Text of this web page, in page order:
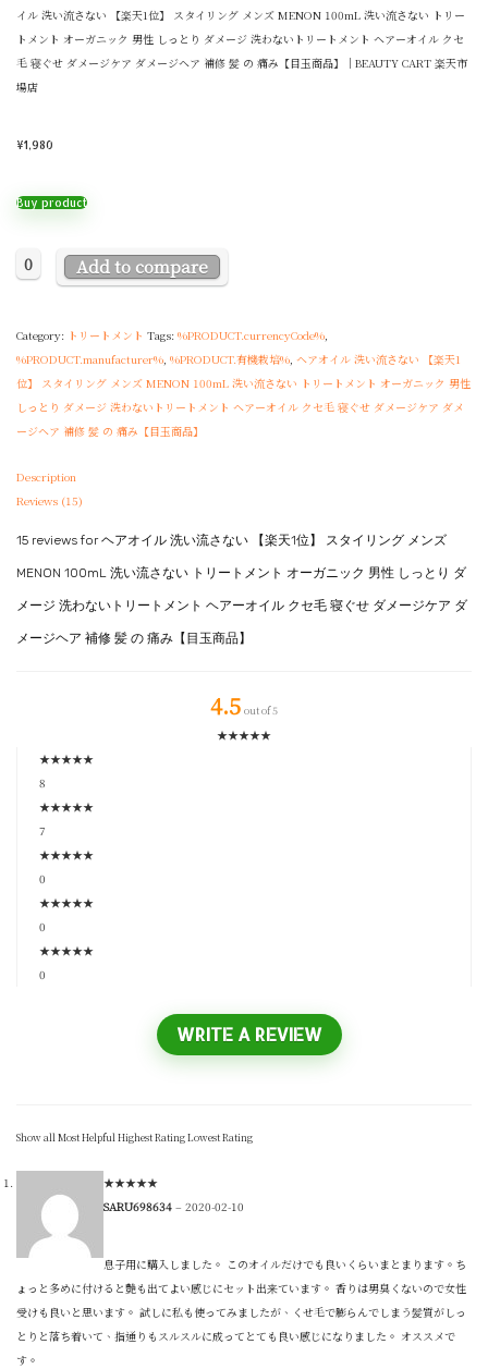
イル 洗い流さない 【楽天1位】 スタイリング メンズ MENON 100mL 洗い流さない トリー
トメント オーガニック 男性 しっとり ダメージ 洗わないトリートメント ヘアーオイル クセ
毛 寝ぐせ ダメージケア ダメージヘア 補修 髪 の 痛み【目玉商品】｜BEAUTY CART 楽天市
場店
¥1,980
Buy product
0 Add to compare
Category: トリートメント Tags: %PRODUCT.currencyCode%,
%PRODUCT.manufacturer%, %PRODUCT.有機栽培%, ヘアオイル 洗い流さない 【楽天1
位】 スタイリング メンズ MENON 100mL 洗い流さない トリートメント オーガニック 男性
しっとり ダメージ 洗わないトリートメント ヘアーオイル クセ毛 寝ぐせ ダメージケア ダメ
ージヘア 補修 髪 の 痛み【目玉商品】
Description
Reviews (15)
15 reviews forヘアオイル 洗い流さない 【楽天1位】 スタイリング メンズ
MENON 100mL 洗い流さない トリートメント オーガニック 男性 しっとり ダ
メージ 洗わないトリートメント ヘアーオイル クセ毛 寝ぐせ ダメージケア ダ
メージヘア 補修 髪 の 痛み【目玉商品】
4.5 out of 5
★★★★★
★★★★★
8
★★★★★
7
★★★★★
0
★★★★★
0
★★★★★
0
WRITE A REVIEW
Show allMost HelpfulHighest RatingLowest Rating
★★★★★
SARU698634 – 2020-02-10
息子用に購入しました。 このオイルだけでも良いくらいまとまります。ち
ょっと多めに付けると艶も出てよい感じにセット出来ています。 香りは男臭くないので女性
受けも良いと思います。 試しに私も使ってみましたが、くせ毛で膨らんでしまう髪質がしっ
とりと落ち着いて、指通りもスルスルに成ってとても良い感じになりました。 オススメで
す。